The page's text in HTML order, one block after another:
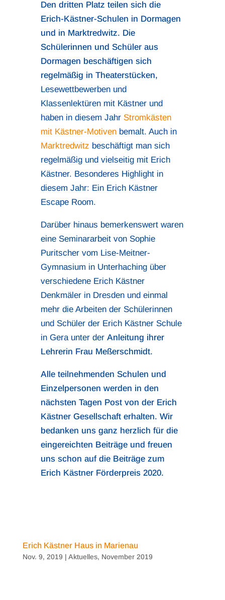
Den dritten Platz teilen sich die
Erich-Kästner-Schulen in Dormagen
und in Marktredwitz. Die
Schülerinnen und Schüler aus
Dormagen beschäftigen sich
regelmäßig in Theaterstücken,
Lesewettbewerben und
Klassenlektüren mit Kästner und
haben in diesem Jahr Stromkästen
mit Kästner-Motivenbemalt. Auch in
Marktredwitz beschäftigt man sich
regelmäßig und vielseitig mit Erich
Kästner. Besonderes Highlight in
diesem Jahr: Ein Erich Kästner
Escape Room.
Darüber hinaus bemerkenswert waren
eine Seminararbeit von Sophie
Puritscher vom Lise-Meitner-
Gymnasium in Unterhaching über
verschiedene Erich Kästner
Denkmäler in Dresden und einmal
mehr die Arbeiten der Schülerinnen
und Schüler der Erich Kästner Schule
in Gera unter der Anleitung ihrer
Lehrerin Frau Meßerschmidt.
Alle teilnehmenden Schulen und
Einzelpersonen werden in den
nächsten Tagen Post von der Erich
Kästner Gesellschaft erhalten. Wir
bedanken uns ganz herzlich für die
eingereichten Beiträge und freuen
uns schon auf die Beiträge zum
Erich Kästner Förderpreis 2020.
Erich Kästner Haus in Marienau
Nov. 9, 2019 | Aktuelles, November 2019